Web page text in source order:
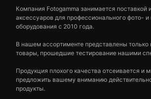
Компания Fotogamma занимается поставкой
аксессуаров для профессионального фото- и
оборудования с 2010 года.
В нашем ассортименте представлены только
товары, прошедшие тестирование нашими
Продукция плохого качества отсеивается и
предложить вашему вниманию
продукты.